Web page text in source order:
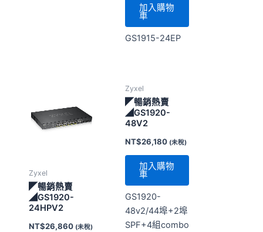
加入購物
車
GS1915-24EP
Zyxel
◤暢銷熱賣
◢GS1920-
24HPV2
NT$26,860 (未稅)
Zyxel
◤暢銷熱賣
◢GS1920-
48V2
NT$26,180 (未稅)
加入購物
車
GS1920-
48v2/44埠+2埠
SPF+4組combo